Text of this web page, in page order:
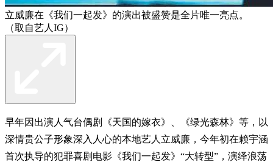
立威廉在《我们一起发》的演出被盛赞是全片唯一亮点。
（取自艺人IG）
早年因出演人气台偶剧《天国的嫁衣》、《绿光森林》等，以
深情贵公子形象深入人心的本地艺人立威廉，今年初在赖宇涵
首次执导的犯罪喜剧电影《我们一起发》“大转型”，演绎浪荡